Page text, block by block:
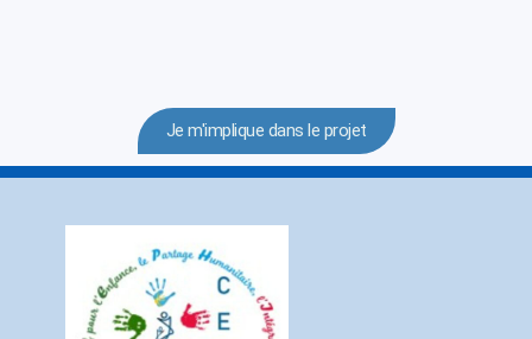
Je m'implique dans le projet